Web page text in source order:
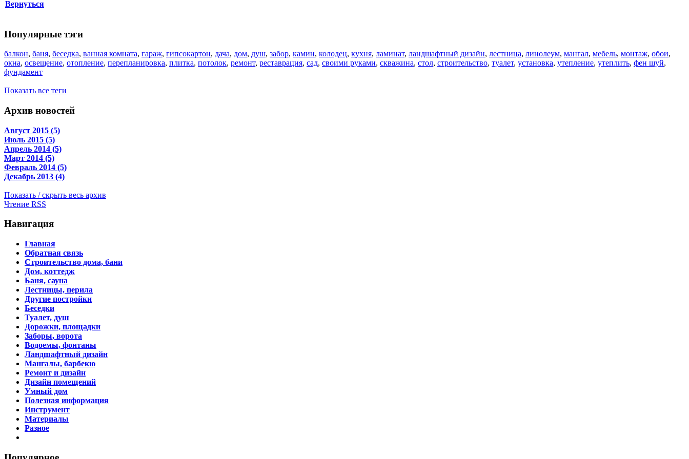
Вернуться
Популярные тэги
балкон, баня, беседка, ванная комната, гараж, гипсокартон, дача, дом, душ, забор, камин, колодец, кухня, ламинат, ландшафтный дизайн, лестница, линолеум, мангал, мебель, монтаж, обои,
окна, освещение, отопление, перепланировка, плитка, потолок, ремонт, реставрация, сад, своими руками, скважина, стол, строительство, туалет, установка, утепление, утеплить, фен шуй,
фундамент
Показать все теги
Архив новостей
Август 2015 (5)
Июль 2015 (5)
Апрель 2014 (5)
Март 2014 (5)
Февраль 2014 (5)
Декабрь 2013 (4)
Показать / скрыть весь архив
Чтение RSS
Навигация
Главная
Обратная связь
Строительство дома, бани
Дом, коттедж
Баня, сауна
Лестницы, перила
Другие постройки
Беседки
Туалет, душ
Дорожки, площадки
Заборы, ворота
Водоемы, фонтаны
Ландшафтный дизайн
Мангалы, барбекю
Ремонт и дизайн
Дизайн помещений
Умный дом
Полезная информация
Инструмент
Материалы
Разное